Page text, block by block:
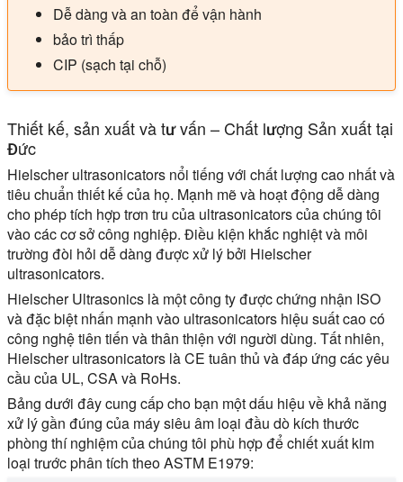
Dễ dàng và an toàn để vận hành
bảo trì thấp
CIP (sạch tại chỗ)
Thiết kế, sản xuất và tư vấn – Chất lượng Sản xuất tại
Đức
Hielscher ultrasonicators nổi tiếng với chất lượng cao nhất và
tiêu chuẩn thiết kế của họ. Mạnh mẽ và hoạt động dễ dàng
cho phép tích hợp trơn tru của ultrasonicators của chúng tôi
vào các cơ sở công nghiệp. Điều kiện khắc nghiệt và môi
trường đòi hỏi dễ dàng được xử lý bởi Hielscher
ultrasonicators.
Hielscher Ultrasonics là một công ty được chứng nhận ISO
và đặc biệt nhấn mạnh vào ultrasonicators hiệu suất cao có
công nghệ tiên tiến và thân thiện với người dùng. Tất nhiên,
Hielscher ultrasonicators là CE tuân thủ và đáp ứng các yêu
cầu của UL, CSA và RoHs.
Bảng dưới đây cung cấp cho bạn một dấu hiệu về khả năng
xử lý gần đúng của máy siêu âm loại đầu dò kích thước
phòng thí nghiệm của chúng tôi phù hợp để chiết xuất kim
loại trước phân tích theo ASTM E1979: